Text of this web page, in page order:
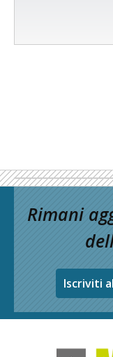
Rimani
Iscriviti